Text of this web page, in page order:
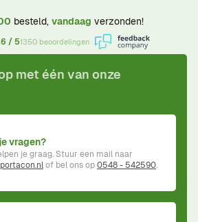
besteld, vandaag verzonden!
/ 51350 beoordelingen
met één van onze
vragen?
je graag. Stuur een mail naar
of bel ons op0548 - 542590.